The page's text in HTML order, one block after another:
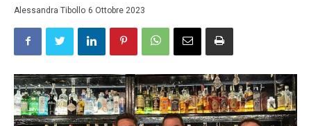
Alessandra Tibollo 6 Ottobre 2023